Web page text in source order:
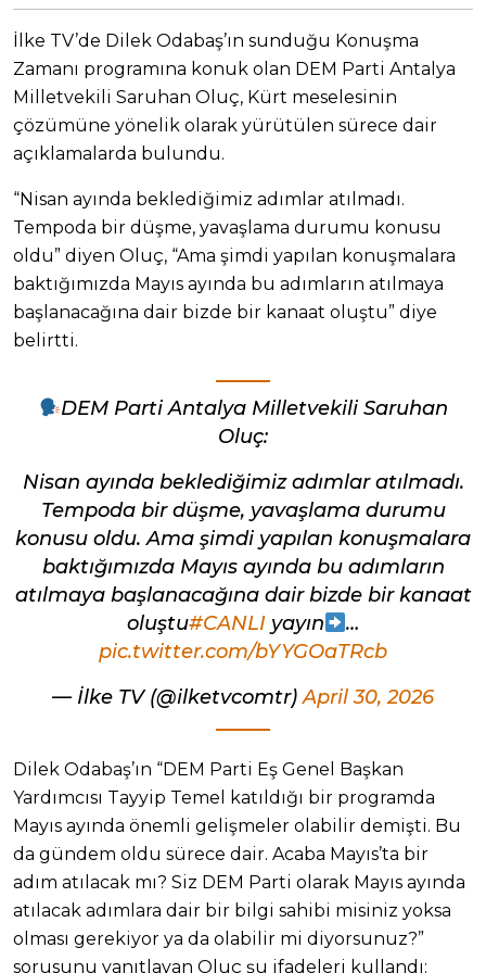
İlke TV’de Dilek Odabaş’ın sunduğu Konuşma
Zamanı programına konuk olan DEM Parti Antalya
Milletvekili Saruhan Oluç, Kürt meselesinin
çözümüne yönelik olarak yürütülen sürece dair
açıklamalarda bulundu.
“Nisan ayında beklediğimiz adımlar atılmadı.
Tempoda bir düşme, yavaşlama durumu konusu
oldu” diyen Oluç, “Ama şimdi yapılan konuşmalara
baktığımızda Mayıs ayında bu adımların atılmaya
başlanacağına dair bizde bir kanaat oluştu” diye
belirtti.
DEM Parti Antalya Milletvekili Saruhan
Oluç:
Nisan ayında beklediğimiz adımlar atılmadı.
Tempoda bir düşme, yavaşlama durumu
konusu oldu. Ama şimdi yapılan konuşmalara
baktığımızda Mayıs ayında bu adımların
atılmaya başlanacağına dair bizde bir kanaat
oluştu#CANLIyayın
…
pic.twitter.com/bYYGOaTRcb
— İlke TV (@ilketvcomtr)April 30, 2026
Dilek Odabaş’ın “DEM Parti Eş Genel Başkan
Yardımcısı Tayyip Temel katıldığı bir programda
Mayıs ayında önemli gelişmeler olabilir demişti. Bu
da gündem oldu sürece dair. Acaba Mayıs’ta bir
adım atılacak mı? Siz DEM Parti olarak Mayıs ayında
atılacak adımlara dair bir bilgi sahibi misiniz yoksa
olması gerekiyor ya da olabilir mi diyorsunuz?”
sorusunu yanıtlayan Oluç şu ifadeleri kullandı: